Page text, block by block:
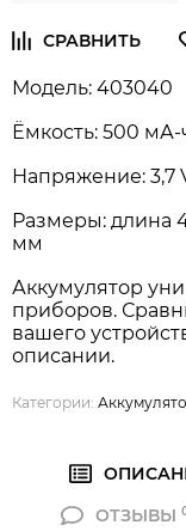
Модель: 403040
Ёмкость: 500 мА-
Напряжение: 3,7
Размеры: длина
мм
Аккумулятор
приборов.
вашего
описании.
Категории:
ОТЗЫВЫ